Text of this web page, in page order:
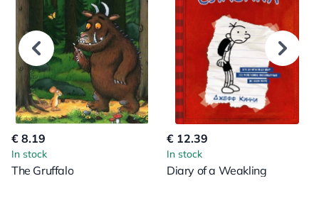
€ 8.19
In stock
The Gruffalo
€ 12.39
In stock
Diary of a Weakling